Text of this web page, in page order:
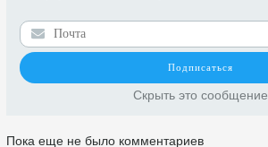
Скрыть это сообщение
Пока еще не было комментариев